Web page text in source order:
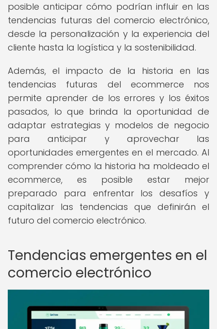
posible anticipar cómo podrían influir en las
tendencias futuras del comercio electrónico,
desde la personalización y la experiencia del
cliente hasta la logística y la sostenibilidad.
Además, el impacto de la historia en las
tendencias futuras del ecommerce nos
permite aprender de los errores y los éxitos
pasados, lo que brinda la oportunidad de
adaptar estrategias y modelos de negocio
para anticipar y aprovechar las
oportunidades emergentes en el mercado. Al
comprender cómo la historia ha moldeado el
ecommerce, es posible estar mejor
preparado para enfrentar los desafíos y
capitalizar las tendencias que definirán el
futuro del comercio electrónico.
Tendencias emergentes en el
comercio electrónico